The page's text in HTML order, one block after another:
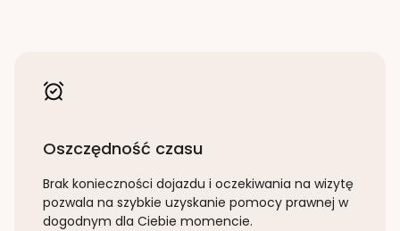
Oszczędność czasu
Brak konieczności dojazdu i oczekiwania na wizytę
pozwala na szybkie uzyskanie pomocy prawnej w
dogodnym dla Ciebie momencie.